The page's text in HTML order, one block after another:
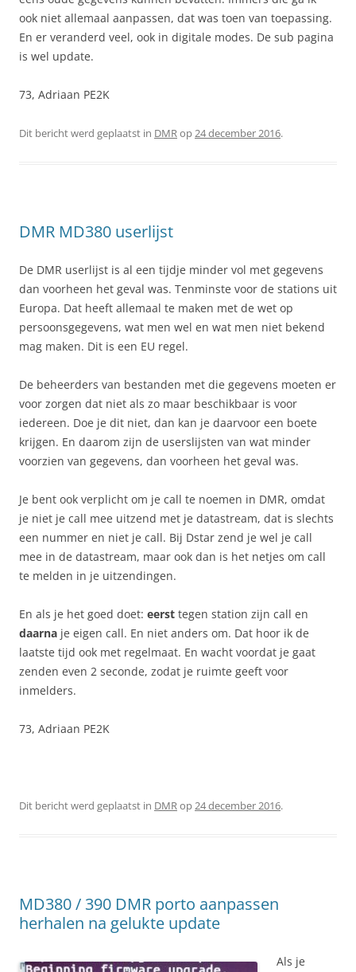
ook niet allemaal aanpassen, dat was toen van toepassing.
En er veranderd veel, ook in digitale modes. De sub pagina
is wel update.
73, Adriaan PE2K
Dit bericht werd geplaatst in DMRop24 december 2016.
DMR MD380 userlijst
De DMR userlijst is al een tijdje minder vol met gegevens
dan voorheen het geval was. Tenminste voor de stations uit
Europa. Dat heeft allemaal te maken met de wet op
persoonsgegevens, wat men wel en wat men niet bekend
mag maken. Dit is een EU regel.
De beheerders van bestanden met die gegevens moeten er
voor zorgen dat niet als zo maar beschikbaar is voor
iedereen. Doe je dit niet, dan kan je daarvoor een boete
krijgen. En daarom zijn de userslijsten van wat minder
voorzien van gegevens, dan voorheen het geval was.
Je bent ook verplicht om je call te noemen in DMR, omdat
je niet je call mee uitzend met je datastream, dat is slechts
een nummer en niet je call. Bij Dstar zend je wel je call
mee in de datastream, maar ook dan is het netjes om call
te melden in je uitzendingen.
En als je het goed doet: eerst tegen station zijn call en
daarna je eigen call. En niet anders om. Dat hoor ik de
laatste tijd ook met regelmaat. En wacht voordat je gaat
zenden even 2 seconde, zodat je ruimte geeft voor
inmelders.
73, Adriaan PE2K
Dit bericht werd geplaatst in DMRop24 december 2016.
MD380 / 390 DMR porto aanpassen
herhalen na gelukte update
Als je